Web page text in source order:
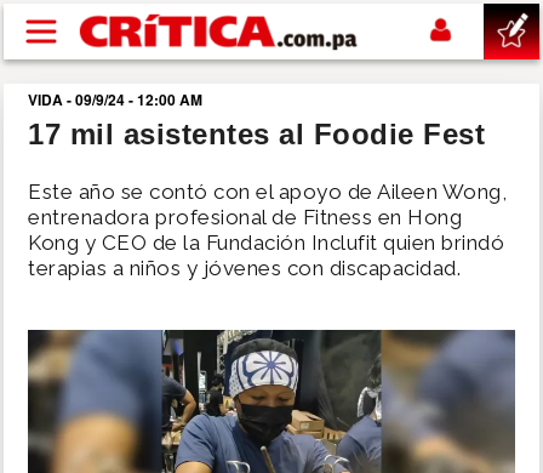
Pasar al contenido principal
buscar
NACIONAL
SHOW
DEPORTES
VIDA - 09/9/24 - 12:00 AM
17 mil asistentes al Foodie Fest
Este año se contó con el apoyo de Aileen Wong,
entrenadora profesional de Fitness en Hong
Kong y CEO de la Fundación Inclufit quien brindó
terapias a niños y jóvenes con discapacidad.